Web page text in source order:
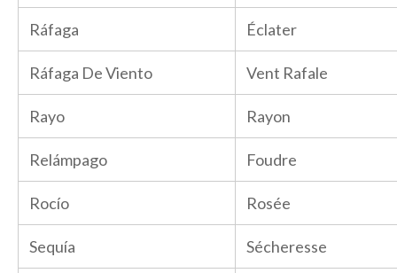
Ráfaga Éclater
Ráfaga De Viento Vent Rafale
Rayo Rayon
Relámpago Foudre
Rocío Rosée
Sequía Sécheresse